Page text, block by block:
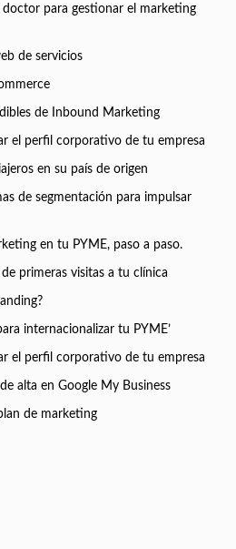
doctor para gestionar el marketing
de servicios
de Inbound Marketing
el perfil corporativo de tu empresa
en su país de origen
de segmentación para impulsar
en tu PYME, paso a paso.
primeras visitas a tu clínica
internacionalizar tu PYME’
el perfil corporativo de tu empresa
alta en Google My Business
de marketing